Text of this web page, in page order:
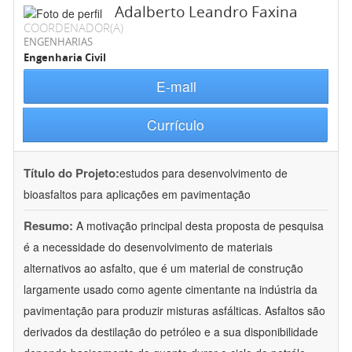
Adalberto Leandro Faxina
COORDENADOR(A)
ENGENHARIAS
Engenharia Civil
E-mail
Currículo
Título do Projeto:estudos para desenvolvimento de
bioasfaltos para aplicações em pavimentação
Resumo: A motivação principal desta proposta de pesquisa
é a necessidade do desenvolvimento de materiais
alternativos ao asfalto, que é um material de construção
largamente usado como agente cimentante na indústria da
pavimentação para produzir misturas asfálticas. Asfaltos são
derivados da destilação do petróleo e a sua disponibilidade